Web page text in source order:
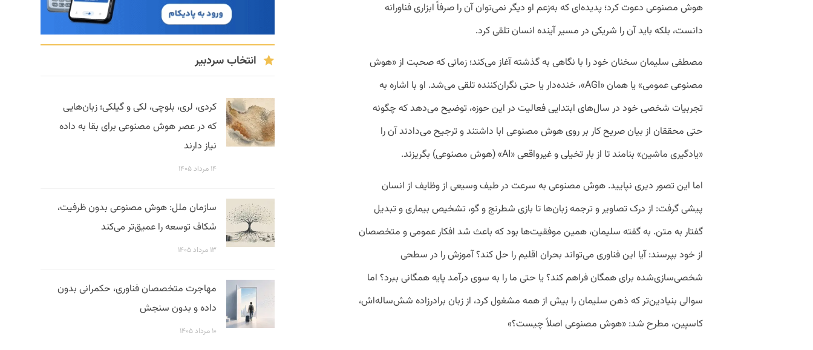
هوش مصنوعی دعوت کرد؛ پدیده‌ای که به‌زعم او دیگر نمی‌توان آن را صرفاً ابزاری فناورانه
دانست، بلکه باید آن را شریکی در مسیر آینده انسان تلقی کرد.
مصطفی سلیمان سخنان خود را با نگاهی به گذشته آغاز می‌کند؛ زمانی که صحبت از «هوش
مصنوعی عمومی» یا همان «AGI»، خنده‌دار یا حتی نگران‌کننده تلقی می‌شد. او با اشاره به
تجربیات شخصی خود در سال‌های ابتدایی فعالیت در این حوزه، توضیح می‌دهد که چگونه
حتی محققان از بیان صریح کار بر روی هوش مصنوعی ابا داشتند و ترجیح می‌دادند آن را
«یادگیری ماشین» بنامند تا از بار تخیلی و غیرواقعی «AI» (هوش مصنوعی) بگریزند.
اما این تصور دیری نپایید. هوش مصنوعی به سرعت در طیف وسیعی از وظایف از انسان
پیشی گرفت: از درک تصاویر و ترجمه زبان‌ها تا بازی شطرنج و گو، تشخیص بیماری و تبدیل
گفتار به متن. به گفته سلیمان، همین موفقیت‌ها بود که باعث شد افکار عمومی و متخصصان
از خود بپرسند: آیا این فناوری می‌تواند بحران اقلیم را حل کند؟ آموزش را در سطحی
شخصی‌سازی‌شده برای همگان فراهم کند؟ یا حتی ما را به سوی درآمد پایه همگانی ببرد؟ اما
سوالی بنیادین‌تر که ذهن سلیمان را بیش از همه مشغول کرد، از زبان برادرزاده شش‌ساله‌اش،
کاسپین، مطرح شد: «هوش مصنوعی اصلاً چیست؟»
انتخاب سردبیر
کردی، لری، بلوچی، لکی و گیلکی؛ زبان‌هایی
که در عصر هوش مصنوعی برای بقا به داده
نیاز دارند
۱۴ مرداد ۱۴۰۵
سازمان ملل: هوش مصنوعی بدون ظرفیت،
شکاف توسعه را عمیق‌تر می‌کند
۱۳ مرداد ۱۴۰۵
مهاجرت متخصصان فناوری، حکمرانی بدون
داده و بدون سنجش
۱۰ مرداد ۱۴۰۵